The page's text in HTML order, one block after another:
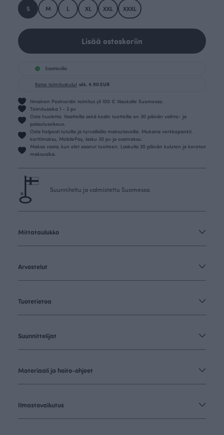
S M L XL XXL XXXL
Lisää ostoskoriin
Saatavilla
Katso toimituskulut alk. 4.90 EUR
Ilmainen Postnordin toimitus yli 100 € tilauksille Suomessa.
Toimitusaika 1 - 3 pv
Osta huoletta. Vaatteilla sekä kodin tuotteilla on 30 päivän vaihto- ja
palautusoikeus.
Osta helposti tutuilla ja turvallisilla maksutavoilla. Mukana verkkopankit,
korttimaksu, MobilePay, lasku 30 pv ja osamaksu.
Maksa vasta, kun olet saanut tuotteen. Laskulla 30 päivän kuluton ja koroton
maksuaika.
Suunniteltu ja valmistettu Suomessa.
Mittataulukko
Arvostelut
Tuotetietoa
Suunnittelijat
Materiaali ja hoito-ohjeet
Ilmastovaikutus